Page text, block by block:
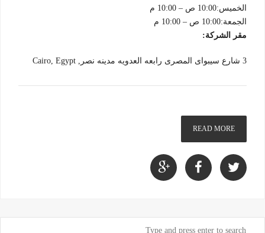
الخميس:10:00 ص – 10:00 م
الجمعة:10:00 ص – 10:00 م
مقر الشركة:
3 شارع سيبواى المصرى رابعه العدويه مدينه نصر, Cairo, Egypt
READ MORE